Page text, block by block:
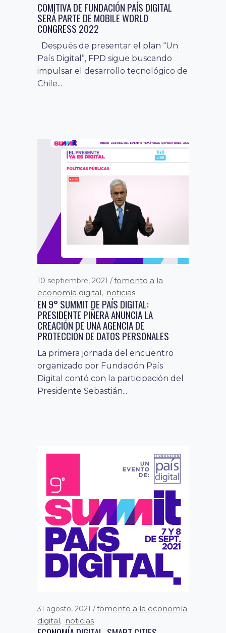
COMITIVA DE FUNDACIÓN PAÍS DIGITAL
SERÁ PARTE DE MOBILE WORLD
CONGRESS 2022
Después de presentar el plan “Un
País Digital”, FPD sigue buscando
impulsar el desarrollo tecnológico de
Chile...
10 septiembre, 2021
fomento a la
economía digital, noticias
EN 9° SUMMIT DE PAÍS DIGITAL:
PRESIDENTE PIÑERA ANUNCIA LA
CREACIÓN DE UNA AGENCIA DE
PROTECCIÓN DE DATOS PERSONALES
La primera jornada del encuentro
organizado por Fundación País
Digital contó con la participación del
Presidente Sebastián...
31 agosto, 2021
fomento a la economía
digital, noticias
10 noviembre, 2020 noticias
CULTURA DIGITAL: NUEVAS TENDENCIAS Y
DESAFÍOS EN LA NUEVA REALIDAD POST
COVID-19
20 octubre, 2020 sin categoría
TRANSFORMACIÓN DIGITAL PARA PYMES A
TRAVÉS DEL CHEQUEO DIGITAL
Este es el primer país de
Centroamérica que dispone de la
herramienta de “Chequeo Digital”,
plataforma construida...
29 mayo, 2020 noticias
FUNDACIÓN PAÍS DIGITAL DIO A CONOCER
LOS PRINCIPALES DESAFÍOS DIGITALES EN
TIEMPOS DE COVID-19
El Presidente de Fundación País
Digital y Director de Relaciones
Institucionales de la UDD, entregó su